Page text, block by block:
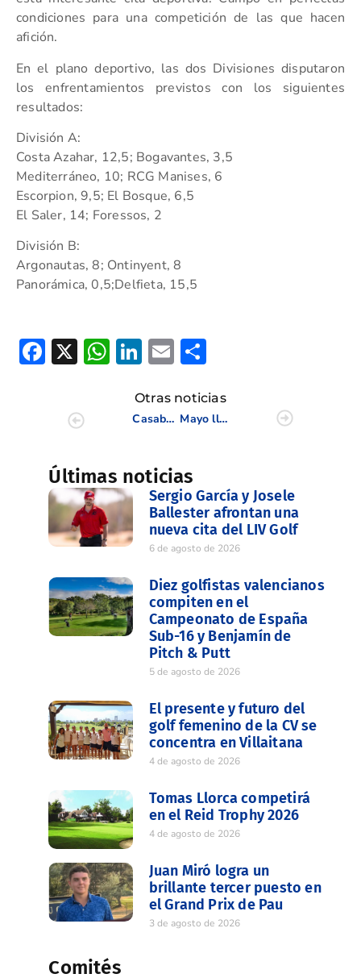
condiciones para una competición de las que hacen
afición.
En el plano deportivo, las dos Divisiones disputaron
los enfrentamientos previstos con los siguientes
resultados:
División A:
Costa Azahar, 12,5; Bogavantes, 3,5
Mediterráneo, 10; RCG Manises, 6
Escorpion, 9,5; El Bosque, 6,5
El Saler, 14; Foressos, 2
División B:
Argonautas, 8; Ontinyent, 8
Panorámica, 0,5;Delfieta, 15,5
Facebook
X WhatsApp
LinkedIn
Email
Otras noticias
Casabona y Buendía, protagonistas en la segunda prueba del Circuito de Profesionales en El Escorpion
Mayo llega cargado de emociones, torneos y buen golf
Últimas noticias
Sergio García y Josele
Ballester afrontan una
nueva cita del LIV Golf
6 de agosto de 2026
Diez golfistas valencianos
compiten en el
Campeonato de España
Sub-16 y Benjamín de
Pitch & Putt
5 de agosto de 2026
El presente y futuro del
golf femenino de la CV se
concentra en Villaitana
4 de agosto de 2026
Tomas Llorca competirá
en el Reid Trophy 2026
4 de agosto de 2026
Juan Miró logra un
brillante tercer puesto en
el Grand Prix de Pau
3 de agosto de 2026
Comités